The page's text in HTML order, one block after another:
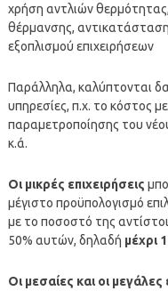
χρήση αντλιών
θέρμανσης,
εξοπλισμού επιχειρήσεων
Παράλληλα, καλύπτονται
υπηρεσίες, π.χ. το κόστος
παραμετροποίησης του
κ.ά.
Οι μικρές επιχειρήσεις
μέγιστο προϋπολογισμό
με το ποσοστό της
50% αυτών, δηλαδή μέχρι
Οι μεσαίες και οι μεγάλες